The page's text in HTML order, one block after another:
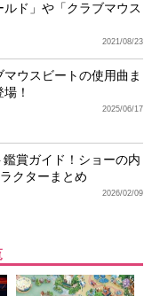
ド」や「クラブマウス
2021/08/23
マウスビートの使用曲ま
！
2025/06/17
鑑賞ガイド！ショーの内
クターまとめ
2026/02/09